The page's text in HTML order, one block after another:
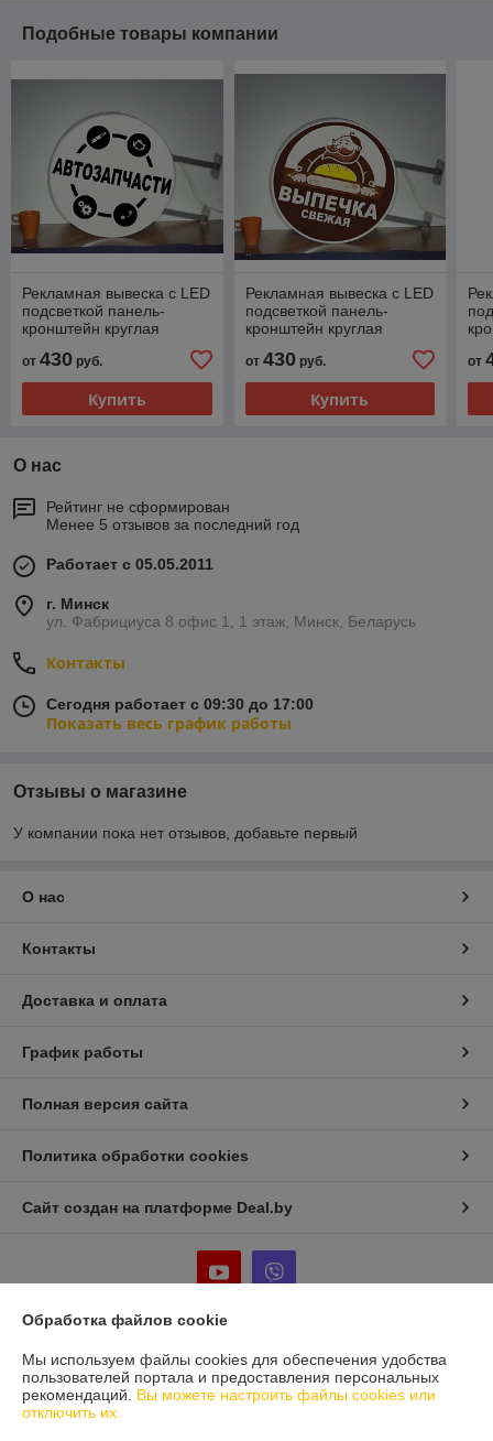
Подобные товары компании
Рекламная вывеска с LED
подсветкой панель-
кронштейн круглая
от 430 руб.
Купить
Рекламная вывеска с LED
подсветкой панель-
кронштейн круглая
от 430руб.
Купить
50
от
О нас
Рейтинг не сформирован
Менее 5 отзывов за последний год
Работает с 05.05.2011
г. Минск
ул. Фабрициуса 8 офис 1, 1 этаж, Минск, Беларусь
Контакты
Сегодня работает с 09:30 до 17:00
Показать весь график работы
Отзывы о магазине
У компании пока нет отзывов, добавьте первый
О нас
Контакты
Доставка и оплата
График работы
Полная версия сайта
Политика обработки cookies
Сайт создан на платформе Deal.by
Информация для покупателя
Юридическое лицо:Частное предприятие «Фабрика Плексолл»
220007, РБ, г. Минск, ул. Фабрициуса 8, офис 1
Обработка файлов cookie
Мы используем файлы cookies для обеспечения удобства
пользователей портала и предоставления персональных
рекомендаций. Вы можете настроить файлы cookies или
отключить их.